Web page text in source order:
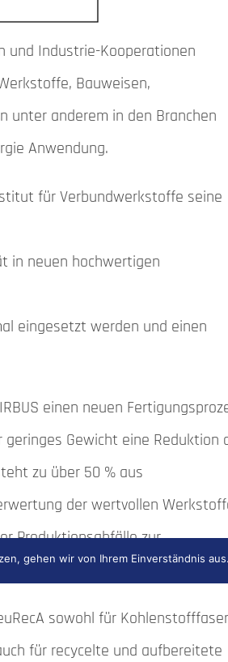
und Industrie-Kooperationen
Bauweisen,
unter anderem in den Branchen
Anwendung.
für Verbundwerkstoffe seine
in neuen hochwertigen
eingesetzt werden und einen
einen neuen
Gewicht eine Reduktion
zu über 50 % aus
der wertvollen
Produktionsabfälle zur
sowohl für
für recycelte und aufbereitete
gehen wir von Ihrem Einverständnis